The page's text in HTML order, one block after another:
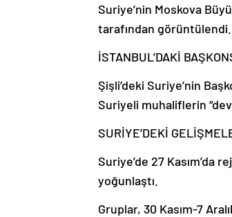
Suriye’nin Moskova
tarafından görüntülendi.
İSTANBUL’DAKİ
Şişli’deki Suriye’nin
Suriyeli muhaliflerin
SURİYE’DEKİ
Suriye’de 27 Kasım’da
yoğunlaştı.
Gruplar, 30 Kasım-7